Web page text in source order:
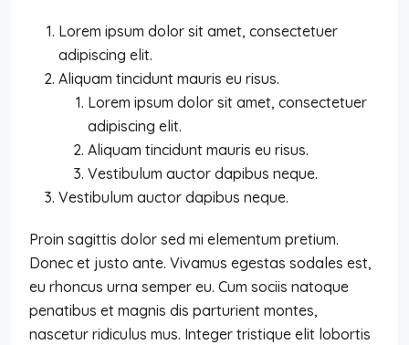
Lorem ipsum dolor sit amet, consectetuer
adipiscing elit.
Aliquam tincidunt mauris eu risus.
Lorem ipsum dolor sit amet, consectetuer
adipiscing elit.
Aliquam tincidunt mauris eu risus.
Vestibulum auctor dapibus neque.
Vestibulum auctor dapibus neque.
Proin sagittis dolor sed mi elementum pretium.
Donec et justo ante. Vivamus egestas sodales est,
eu rhoncus urna semper eu. Cum sociis natoque
penatibus et magnis dis parturient montes,
nascetur ridiculus mus. Integer tristique elit lobortis